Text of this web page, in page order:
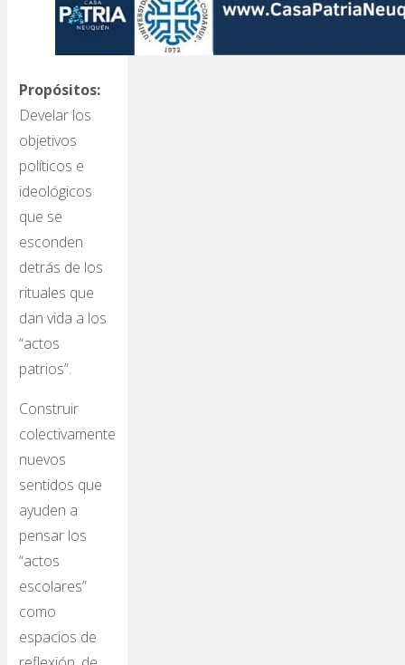
Propósitos:
Develar los
objetivos
políticos e
ideológicos
que se
esconden
detrás de los
rituales que
dan vida a los
“actos
patrios”.
Construir
colectivamente
nuevos
sentidos que
ayuden a
pensar los
“actos
escolares”
como
espacios de